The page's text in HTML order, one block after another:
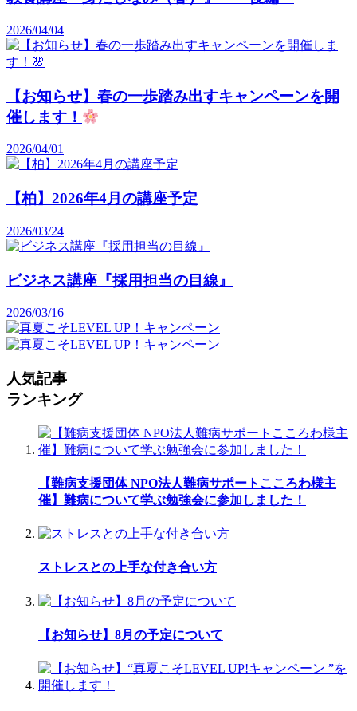
2026/04/04
【お知らせ】春の一歩踏み出すキャンペーンを開
催します！
2026/04/01
【柏】2026年4月の講座予定
2026/03/24
ビジネス講座『採用担当の目線』
2026/03/16
人気記事
ランキング
【難病支援団体 NPO法人難病サポートこころわ様主
催】難病について学ぶ勉強会に参加しました！
ストレスとの上手な付き合い方
【お知らせ】8月の予定について